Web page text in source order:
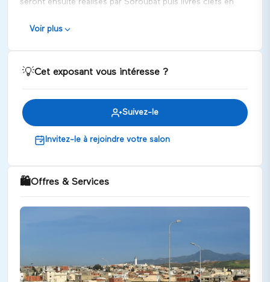
seront ensuite réalisés par Soroubat puis livrés clefs en
de la commercialisation des biens construits auprès des
Voir plus
💡Cet exposant vous intéresse ?
Suivez-le
Invitez-le à rejoindre votre salon
🛍️Offres & Services